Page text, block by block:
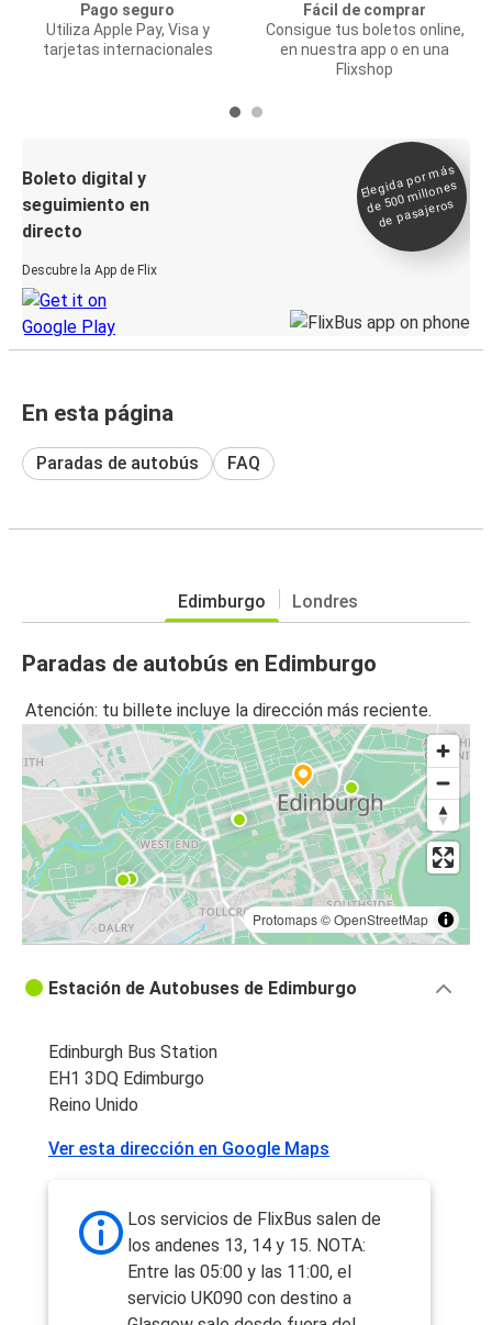
Pago seguro
Utiliza Apple Pay, Visa y
tarjetas internacionales
Fácil de comprar
Consigue tus boletos online,
en nuestra app o en una
Flixshop
Boleto digital y
seguimiento en
directo
Descubre la App de Flix
Elegida por
más
de 500
millones
de pasajeros
En esta página
Paradas de autobús FAQ
Edimburgo Londres
Paradas de autobús en Edimburgo
Atención: tu billete incluye la dirección más reciente.
Protomaps©OpenStreetMap
Estación de Autobuses de Edimburgo
Edinburgh Bus Station
EH1 3DQ Edimburgo
Reino Unido
Ver esta dirección en Google Maps
Los servicios de FlixBus salen de
los andenes 13, 14 y 15. NOTA:
Entre las 05:00 y las 11:00, el
servicio UK090 con destino a